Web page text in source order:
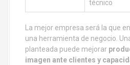
técnico
La mejor empresa será la que
una herramienta de negocio.
planteada puede mejorar
imagen ante clientes y